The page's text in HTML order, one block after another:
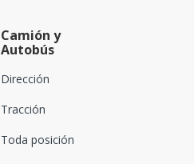
Camión y
Autobús
Dirección
Tracción
Toda posición